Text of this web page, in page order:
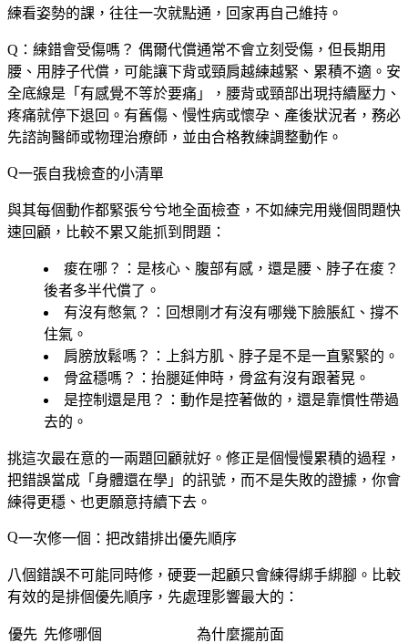
練看姿勢的課，往往一次就點通，回家再自己維持。
Q：練錯會受傷嗎？ 偶爾代償通常不會立刻受傷，但長期用
腰、用脖子代償，可能讓下背或頸肩越練越緊、累積不適。安
全底線是「有感覺不等於要痛」，腰背或頸部出現持續壓力、
疼痛就停下退回。有舊傷、慢性病或懷孕、產後狀況者，務必
先諮詢醫師或物理治療師，並由合格教練調整動作。
一張自我檢查的小清單
與其每個動作都緊張兮兮地全面檢查，不如練完用幾個問題快
速回顧，比較不累又能抓到問題：
痠在哪？ ：是核心、腹部有感，還是腰、脖子在痠？
後者多半代償了。
有沒有憋氣？ ：回想剛才有沒有哪幾下臉脹紅、撐不
住氣。
肩膀放鬆嗎？ ：上斜方肌、脖子是不是一直緊緊的。
骨盆穩嗎？ ：抬腿延伸時，骨盆有沒有跟著晃。
是控制還是甩？ ：動作是控著做的，還是靠慣性帶過
去的。
挑這次最在意的一兩題回顧就好。修正是個慢慢累積的過程，
把錯誤當成「身體還在學」的訊號，而不是失敗的證據，你會
練得更穩、也更願意持續下去。
一次修一個：把改錯排出優先順序
八個錯誤不可能同時修，硬要一起顧只會練得綁手綁腳。比較
有效的是排個優先順序，先處理影響最大的：
優先 先修哪個
為什麼擺前面